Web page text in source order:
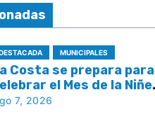
MUNICIPALES
Costa se prepara para
el Mes de la
juegos y espectáculos
7, 2026